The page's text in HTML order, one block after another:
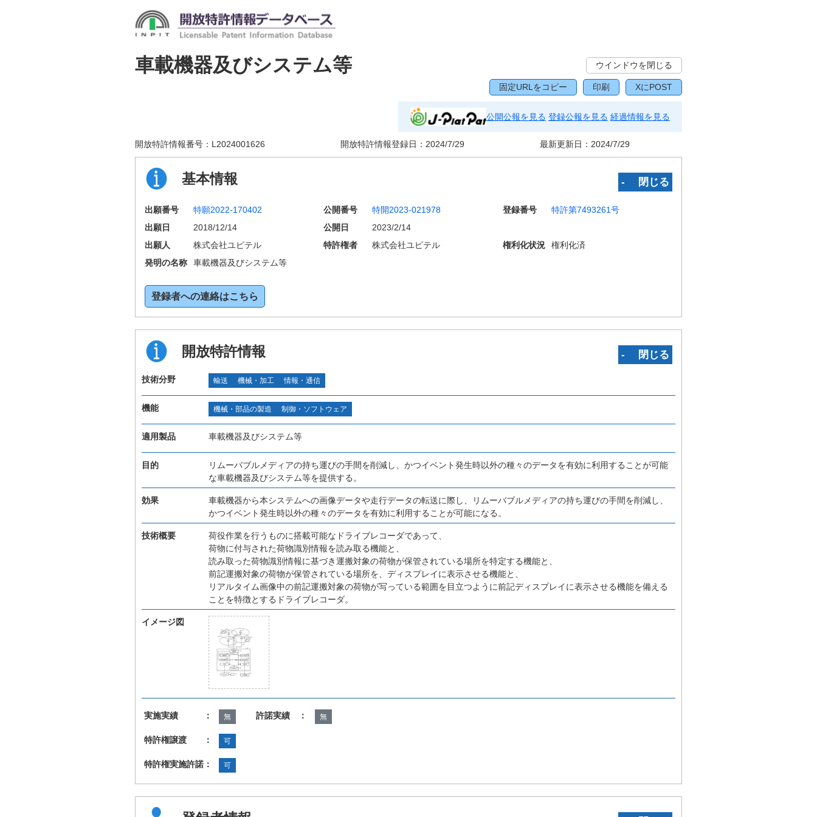
車載機器及びシステム等 ウインドウを閉じる
固定URLをコピー 印刷 XにPOST
公開公報を見る 登録公報を見る 経過情報を見る
開放特許情報番号： L2024001626 開放特許情報登録日： 2024/7/29 最新更新日： 2024/7/29
基本情報 ‐ 閉じる
出願番号 特願2022-170402 公開番号 特開2023-021978 登録番号
特許第7493261号
出願日
2018/12/14 公開日
2023/2/14
出願人
株式会社ユピテル 特許権者 株式会社ユピテル 権利化状況
権利化済
発明の名称
車載機器及びシステム等
登録者への連絡はこちら
開放特許情報 ‐ 閉じる
技術分野 輸送 機械・加工 情報・通信
機能 機械・部品の製造 制御・ソフトウェア
適用製品 車載機器及びシステム等
目的
リムーバブルメディアの持ち運びの手間を削減し、かつイベント発生時以外の種々のデータを有効に利用することが可能
な車載機器及びシステム等を提供する。
効果
車載機器から本システムへの画像データや走行データの転送に際し、リムーバブルメディアの持ち運びの手間を削減し、
かつイベント発生時以外の種々のデータを有効に利用することが可能になる。
技術概要
荷役作業を行うものに搭載可能なドライブレコーダであって、
荷物に付与された荷物識別情報を読み取る機能と、
読み取った荷物識別情報に基づき運搬対象の荷物が保管されている場所を特定する機能と、
前記運搬対象の荷物が保管されている場所を、ディスプレイに表示させる機能と、
リアルタイム画像中の前記運搬対象の荷物が写っている範囲を目立つように前記ディスプレイに表示させる機能を備える
ことを特徴とするドライブレコーダ。
イメージ図
実施実績 ： 無 許諾実績 ： 無
特許権譲渡 ： 可
特許権実施許諾： 可